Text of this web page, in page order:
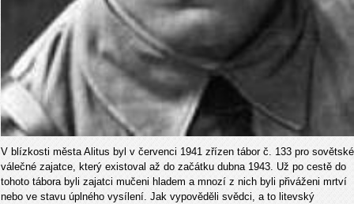
V blízkosti města Alitus byl v červenci 1941 zřízen tábor č. 133 pro sovětské
válečné zajatce, který existoval až do začátku dubna 1943. Už po cestě do
tohoto tábora byli zajatci mučeni hladem a mnozí z nich byli přiváženi mrtví
nebo ve stavu úplného vysílení. Jak vypověděli svědci, a to litevský